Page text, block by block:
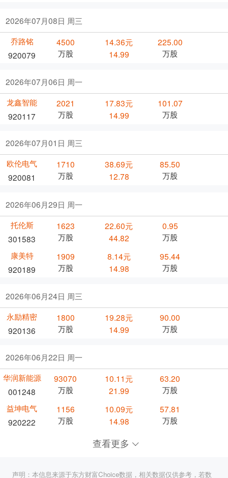
2026年07月08日 周三
乔路铭
920079
4500
万股
14.36元
14.99
225.00
万股
2026年07月06日 周一
龙鑫智能
920117
2021
万股
17.83元
14.99
101.07
万股
2026年07月01日 周三
欧伦电气
920081
1710
万股
38.69元
12.78
85.50
万股
2026年06月29日 周一
托伦斯
301583
1623
万股
22.60元
44.82
0.95
万股
康美特
920189
1909
万股
8.14元
14.98
95.44
万股
2026年06月24日 周三
永励精密
920136
1800
万股
19.28元
14.99
90.00
万股
2026年06月22日 周一
华润新能源
001248
93070
万股
10.11元
21.99
63.20
万股
益坤电气
920222
1156
万股
10.09元
14.98
57.81
万股
查看更多
声明：本信息来源于东方财富Choice数据，相关数据仅供参考，若数